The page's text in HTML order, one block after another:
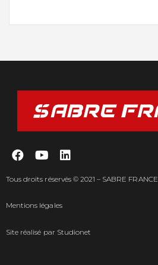
Tous droits réservés © 2021 – SABRE FRANCE
Mentions légales
Site réalisé par Studionet